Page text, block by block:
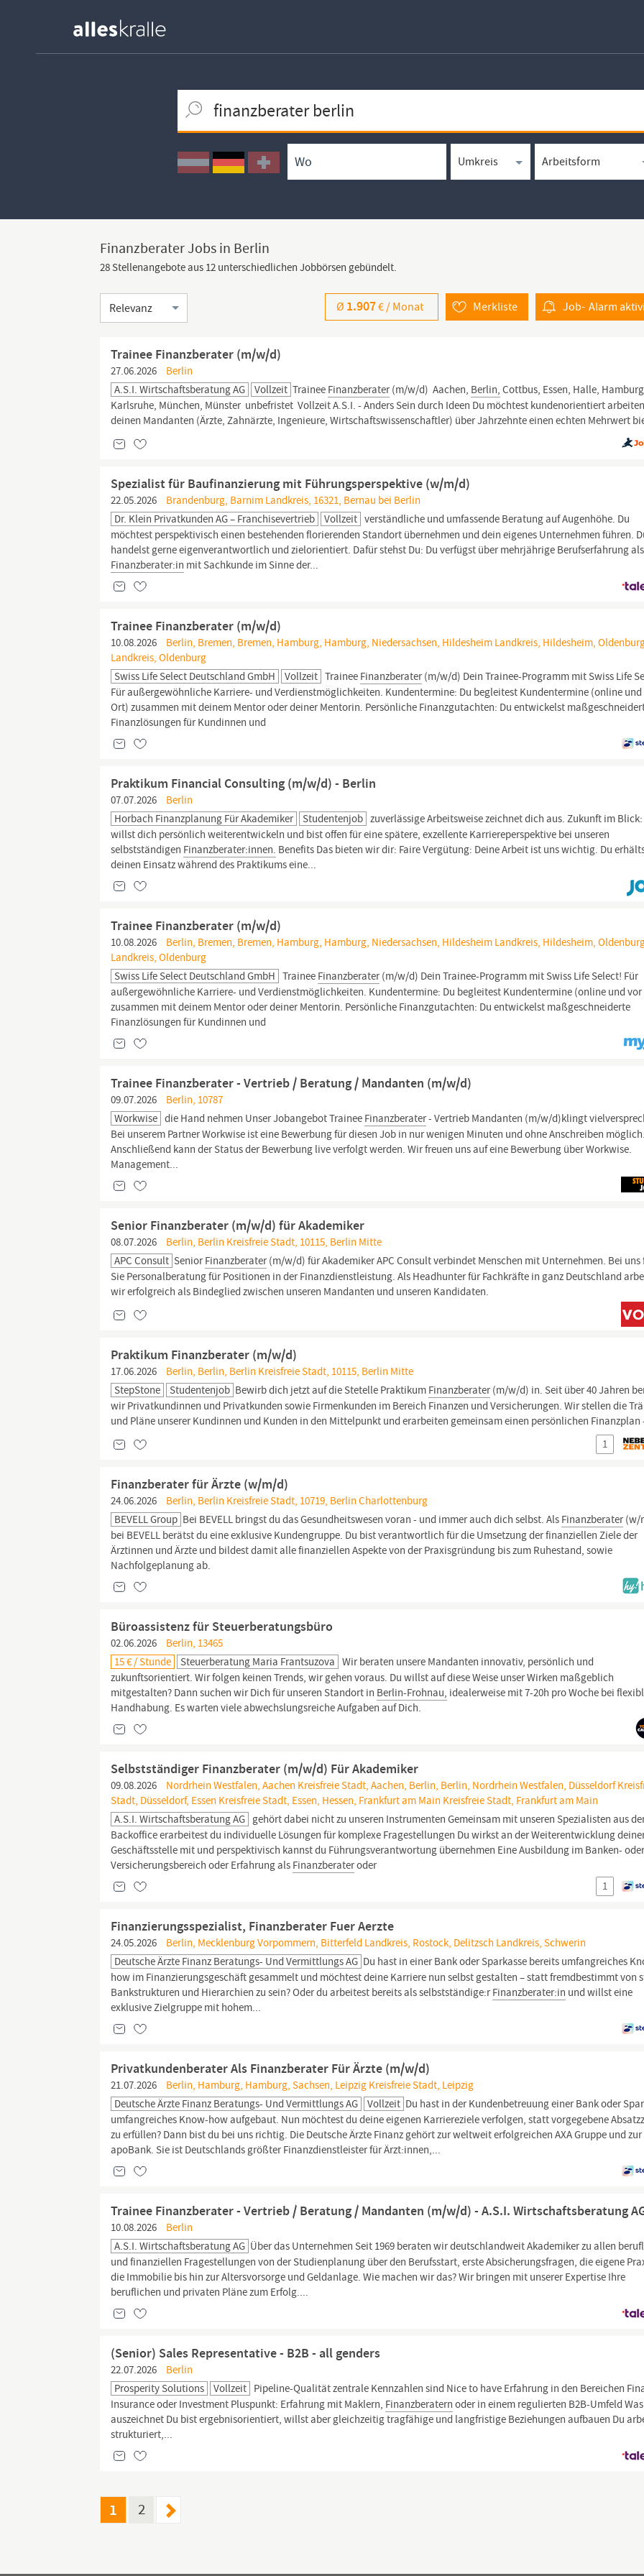
Ortssuche
Umkreissuche
Arbeitsform
Finanzberater Jobs in Berlin
28 Stellenangebote aus 12 unterschiedlichen Jobbörsen gebündelt.
Sortierung Job- Alarm
Merkliste
Ø 1.907€ / Monat
Trainee Finanzberater (m/w/d)
27.06.2026
Berlin
A.S.I. Wirtschaftsberatung AG
Vollzeit Trainee Finanzberater(m/w/d) ​ Aachen, Berlin, Cottbus, Essen, Halle,
Karlsruhe, München, Münster ​ unbefristet ​ Vollzeit A.S.I. - Anders Sein durch Ideen Du möchtest kundenorientiert
deinen Mandanten (Ärzte, Zahnärzte, Ingenieure, Wirtschaftswissenschaftler) über Jahrzehnte einen echten Mehrwert
Spezialist für Baufinanzierung mit Führungsperspektive (w/m/d)
22.05.2026
Brandenburg, Barnim Landkreis, 16321, Bernau bei Berlin
Dr. Klein Privatkunden AG – Franchisevertrieb
Vollzeit verständliche und umfassende Beratung auf Augenhöhe. Du
möchtest perspektivisch einen bestehenden florierenden Standort übernehmen und dein eigenes Unternehmen führen.
handelst gerne eigenverantwortlich und zielorientiert. Dafür stehst Du: Du verfügst über mehrjährige Berufserfahrung als
Finanzberater:in mit Sachkunde im Sinne der...
Trainee Finanzberater (m/w/d)
10.08.2026
Berlin, Bremen, Bremen, Hamburg, Hamburg, Niedersachsen, Hildesheim Landkreis, Hildesheim,
Landkreis, Oldenburg
Swiss Life Select Deutschland GmbH
Vollzeit Trainee Finanzberater(m/w/d) Dein Trainee-Programm mit Swiss Life
Für außergewöhnliche Karriere- und Verdienstmöglichkeiten. Kundentermine: Du begleitest Kundentermine (online
Ort) zusammen mit deinem Mentor oder deiner Mentorin. Persönliche Finanzgutachten: Du entwickelst
Finanzlösungen für Kundinnen und
Praktikum Financial Consulting (m/w/d) - Berlin
07.07.2026
Berlin
Horbach Finanzplanung Für Akademiker
Studentenjob zuverlässige Arbeitsweise zeichnet dich aus. Zukunft im Blick:
willst dich persönlich weiterentwickeln und bist offen für eine spätere, exzellente Karriereperspektive bei unseren
selbstständigen Finanzberater:innen. Benefits Das bieten wir dir: Faire Vergütung: Deine Arbeit ist uns wichtig. Du
deinen Einsatz während des Praktikums eine...
Trainee Finanzberater (m/w/d)
10.08.2026
Berlin, Bremen, Bremen, Hamburg, Hamburg, Niedersachsen, Hildesheim Landkreis, Hildesheim,
Landkreis, Oldenburg
Swiss Life Select Deutschland GmbH Trainee Finanzberater(m/w/d) Dein Trainee-Programm mit Swiss Life Select! Für
außergewöhnliche Karriere- und Verdienstmöglichkeiten. Kundentermine: Du begleitest Kundentermine (online und vor
zusammen mit deinem Mentor oder deiner Mentorin. Persönliche Finanzgutachten: Du entwickelst maßgeschneiderte
Finanzlösungen für Kundinnen und
Trainee Finanzberater - Vertrieb / Beratung / Mandanten (m/w/d)
09.07.2026
Berlin, 10787
Workwise die Hand nehmen Unser Jobangebot Trainee Finanzberater- Vertrieb Mandanten (m/w/d)klingt
Bei unserem Partner Workwise ist eine Bewerbung für diesen Job in nur wenigen Minuten und ohne Anschreiben möglich.
Anschließend kann der Status der Bewerbung live verfolgt werden. Wir freuen uns auf eine Bewerbung über Workwise.
Management...
Senior Finanzberater (m/w/d) für Akademiker
08.07.2026
Berlin, Berlin Kreisfreie Stadt, 10115, Berlin Mitte
APC Consult SeniorFinanzberater(m/w/d) für Akademiker APC Consult verbindet Menschen mit Unternehmen. Bei uns
Sie Personalberatung für Positionen in der Finanzdienstleistung. Als Headhunter für Fachkräfte in ganz Deutschland
wir erfolgreich als Bindeglied zwischen unseren Mandanten und unseren Kandidaten.
Praktikum Finanzberater (m/w/d)
17.06.2026
Berlin, Berlin, Berlin Kreisfreie Stadt, 10115, Berlin Mitte
StepStone
Studentenjob Bewirb dich jetzt auf die Stetelle Praktikum Finanzberater(m/w/d) in. Seit über 40 Jahren
wir Privatkundinnen und Privatkunden sowie Firmenkunden im Bereich Finanzen und Versicherungen. Wir stellen die
und Pläne unserer Kundinnen und Kunden in den Mittelpunkt und erarbeiten gemeinsam einen persönlichen Finanzplan
1
Finanzberater für Ärzte (w/m/d)
24.06.2026
Berlin, Berlin Kreisfreie Stadt, 10719, Berlin Charlottenburg
BEVELL Group Bei BEVELL bringst du das Gesundheitswesen voran - und immer auch dich selbst. Als Finanzberater(w/
bei BEVELL berätst du eine exklusive Kundengruppe. Du bist verantwortlich für die Umsetzung der finanziellen Ziele der
Ärztinnen und Ärzte und bildest damit alle finanziellen Aspekte von der Praxisgründung bis zum Ruhestand, sowie
Nachfolgeplanung ab.
Büroassistenz für Steuerberatungsbüro
02.06.2026
Berlin, 13465
15 € / Stunde
Steuerberatung Maria Frantsuzova Wir beraten unsere Mandanten innovativ, persönlich und
zukunftsorientiert. Wir folgen keinen Trends, wir gehen voraus. Du willst auf diese Weise unser Wirken maßgeblich
mitgestalten? Dann suchen wir Dich für unseren Standort in Berlin-Frohnau, idealerweise mit 7-20h pro Woche bei
Handhabung. Es warten viele abwechslungsreiche Aufgaben auf Dich.
Selbstständiger Finanzberater (m/w/d) Für Akademiker
09.08.2026
Nordrhein Westfalen, Aachen Kreisfreie Stadt, Aachen, Berlin, Berlin, Nordrhein Westfalen, Düsseldorf
Stadt, Düsseldorf, Essen Kreisfreie Stadt, Essen, Hessen, Frankfurt am Main Kreisfreie Stadt, Frankfurt am Main
A.S.I. Wirtschaftsberatung AG gehört dabei nicht zu unseren Instrumenten Gemeinsam mit unseren Spezialisten aus
Backoffice erarbeitest du individuelle Lösungen für komplexe Fragestellungen Du wirkst an der Weiterentwicklung
Geschäftsstelle mit und perspektivisch kannst du Führungsverantwortung übernehmen Eine Ausbildung im Banken-
Versicherungsbereich oder Erfahrung als Finanzberateroder
1
Finanzierungsspezialist, Finanzberater Fuer Aerzte
24.05.2026
Berlin, Mecklenburg Vorpommern, Bitterfeld Landkreis, Rostock, Delitzsch Landkreis, Schwerin
Deutsche Ärzte Finanz Beratungs- Und Vermittlungs AG Du hast in einer Bank oder Sparkasse bereits umfangreiches
how im Finanzierungsgeschäft gesammelt und möchtest deine Karriere nun selbst gestalten – statt fremdbestimmt von
Bankstrukturen und Hierarchien zu sein? Oder du arbeitest bereits als selbstständige:rFinanzberater:in und willst eine
exklusive Zielgruppe mit hohem...
Privatkundenberater Als Finanzberater Für Ärzte (m/w/d)
21.07.2026
Berlin, Hamburg, Hamburg, Sachsen, Leipzig Kreisfreie Stadt, Leipzig
Deutsche Ärzte Finanz Beratungs- Und Vermittlungs AG
Vollzeit Du hast in der Kundenbetreuung einer Bank oder
umfangreiches Know-how aufgebaut. Nun möchtest du deine eigenen Karriereziele verfolgen, statt vorgegebene
zu erfüllen? Dann bist du bei uns richtig. Die Deutsche Ärzte Finanz gehört zur weltweit erfolgreichen AXA Gruppe und zur
apoBank. Sie ist Deutschlands größter Finanzdienstleister für Ärzt:innen,...
Trainee Finanzberater - Vertrieb / Beratung / Mandanten (m/w/d) - A.S.I. Wirtschaftsberatung
10.08.2026
Berlin
A.S.I. Wirtschaftsberatung AG Über das Unternehmen Seit 1969 beraten wir deutschlandweit Akademiker zu allen
und finanziellen Fragestellungen von der Studienplanung über den Berufsstart, erste Absicherungsfragen, die eigene
die Immobilie bis hin zur Altersvorsorge und Geldanlage. Wie machen wir das? Wir bringen mit unserer Expertise Ihre
beruflichen und privaten Pläne zum Erfolg....
(Senior) Sales Representative - B2B - all genders
22.07.2026
Berlin
Prosperity Solutions
Vollzeit Pipeline-Qualität zentrale Kennzahlen sind Nice to have Erfahrung in den Bereichen
Insurance oder Investment Pluspunkt: Erfahrung mit Maklern, Finanzberatern oder in einem regulierten B2B-Umfeld
auszeichnet Du bist ergebnisorientiert, willst aber gleichzeitig tragfähige und langfristige Beziehungen aufbauen Du
strukturiert,...
1 2